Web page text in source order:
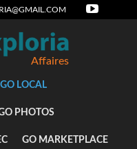
Affaires
GO LOCAL
PHOTOS
GO MARKETPLACE